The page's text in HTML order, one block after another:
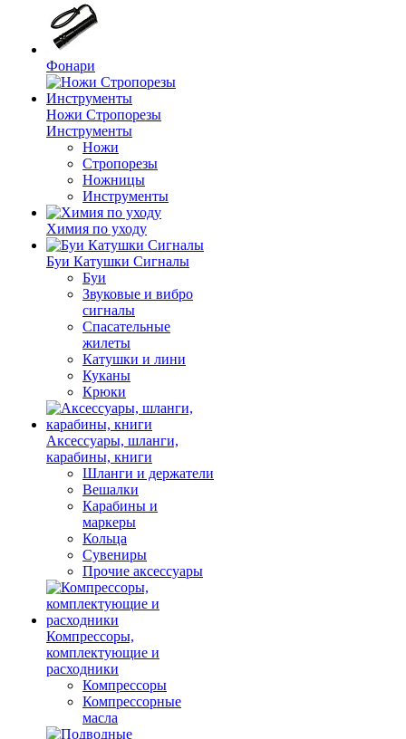
Фонари
Ножи Стропорезы
Инструменты
Ножи
Стропорезы
Ножницы
Инструменты
Химия по уходу
Буи Катушки Сигналы
Буи
Звуковые и вибро
сигналы
Спасательные
жилеты
Катушки и лини
Куканы
Крюки
Аксессуары, шланги,
карабины, книги
Шланги и держатели
Вешалки
Карабины и
маркеры
Кольца
Сувениры
Прочие аксессуары
Компрессоры,
комплектующие и
расходники
Компрессоры
Компрессорные
масла